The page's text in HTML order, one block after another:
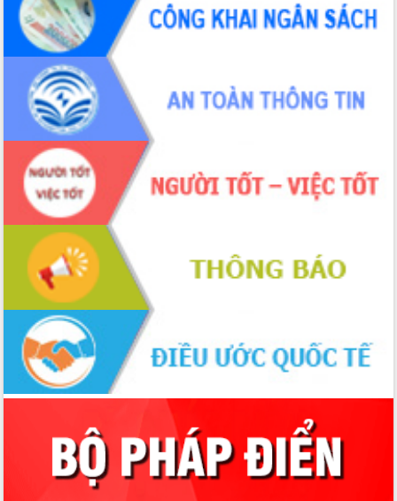
Xã Ea Phê gắn cải cách hành chính với
chuyển đổi số
Phó Chủ tịch Thường trực UBND tỉnh
Hồ Thị Nguyên Thảo làm việc tại Trung
tâm Phục vụ hành chính công xã Ea
Phê
Xây dựng nền hành chính số đồng
hành cùng nông dân dân, doanh nghiệp
Giai đoạn 2026-2030, Đắk Lắk phấn
đấu có 77% xã đạt chuẩn nông thôn
mới
Chuyển đổi số 'mở đường' cho nông
nghiệp Đắk Lắk tăng trưởng bứt phá
Triển khai đồng bộ đo đạc, lập hồ sơ
địa chính, hoàn thiện cơ sở dữ liệu đất
Ứng dụng sinh trắc học - Bước tiến
trong hành trình chuyển đổi số tại Đắk
Lắk
Đắk Lắk nâng cao hiệu quả công tác
Đảng từ Sổ tay đảng viên điện tử
nghệ, hướng tới phát triển thủy sản
Tập huấn nâng cao năng lực triển khai
chuyển đổi số cho cán bộ, công chức